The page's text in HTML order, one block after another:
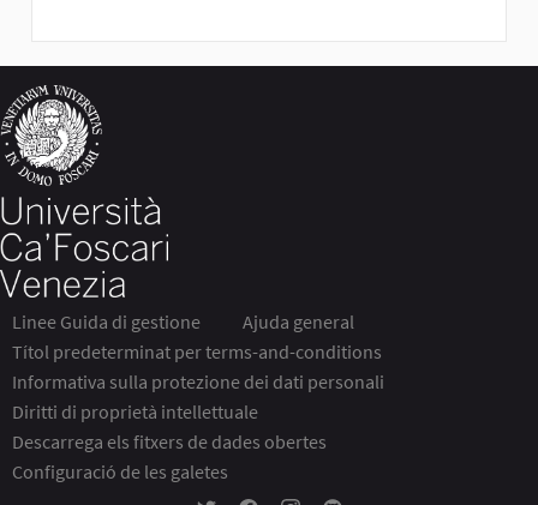
Linee Guida di gestione
Ajuda general
Títol predeterminat per terms-and-conditions
Informativa sulla protezione dei dati personali
Diritti di proprietà intellettuale
Descarrega els fitxers de dades obertes
Configuració de les galetes